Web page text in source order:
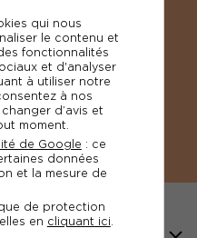
qui nous
le contenu et
fonctionnalités
et d'analyser
à utiliser notre
à nos
d’avis et
moment.
de Google : ce
données
et la mesure de
de protection
en cliquant ici